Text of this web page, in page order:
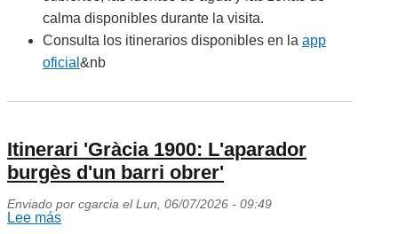
más
cómoda
calma disponibles durante la visita.
Consulta los itinerarios disponibles en la app
oficial &nb
Itinerari 'Gràcia 1900: L'aparador
burgès d'un barri obrer'
Enviado por cgarcia el Lun, 06/07/2026 - 09:49
Lee más